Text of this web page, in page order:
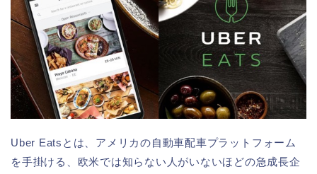
Uber Eatsとは、アメリカの自動車配車プラットフォーム
を手掛ける、欧米では知らない人がいないほどの急成長企